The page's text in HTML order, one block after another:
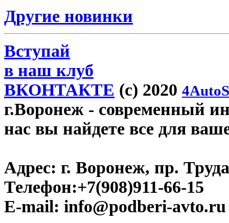
Другие новинки
Вступай
в наш клуб
ВКОНТАКТЕ (c) 2020
г.Воронеж - современный
нас вы найдете все для
Адрес: г. Воронеж, пр.
Телефон:+7(908)911-66-15
E-mail: info@podberi-avto.ru